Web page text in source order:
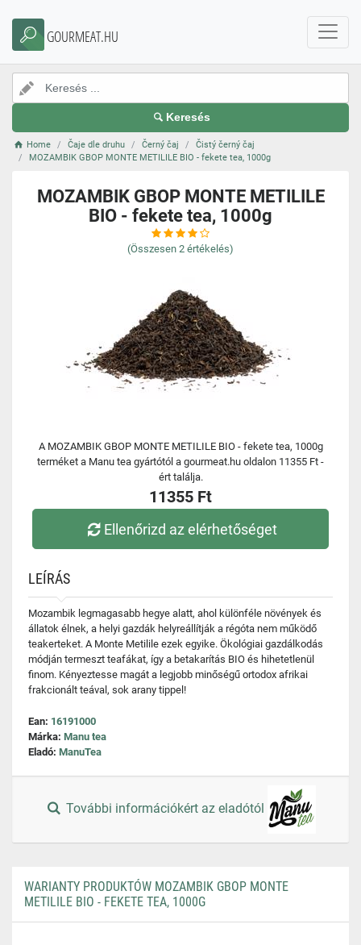
GOURMEAT.HU
Keresés
Home Čaje dle druhu Černý čaj
Čistý černý čaj
MOZAMBIK GBOP MONTE METILILE BIO - fekete tea, 1000g
MOZAMBIK GBOP MONTE METILILE
BIO - fekete tea, 1000g
(Összesen 2 értékelés)
A MOZAMBIK GBOP MONTE METILILE BIO - fekete tea, 1000g
terméket a Manu tea gyártótól a gourmeat.hu oldalon 11355 Ft -
ért találja.
11355 Ft
Ellenőrizd az elérhetőséget
LEÍRÁS
Mozambik legmagasabb hegye alatt, ahol különféle növények és
állatok élnek, a helyi gazdák helyreállítják a régóta nem működő
teakerteket. A Monte Metilile ezek egyike. Ökológiai gazdálkodás
módján termeszt teafákat, így a betakarítás BIO és hihetetlenül
finom. Kényeztesse magát a legjobb minőségű ortodox afrikai
frakcionált teával, sok arany tippel!
Ean: 16191000
Márka: Manu tea
Eladó: ManuTea
További információkért az eladótól
WARIANTY PRODUKTÓW MOZAMBIK GBOP MONTE
METILILE BIO - FEKETE TEA, 1000G